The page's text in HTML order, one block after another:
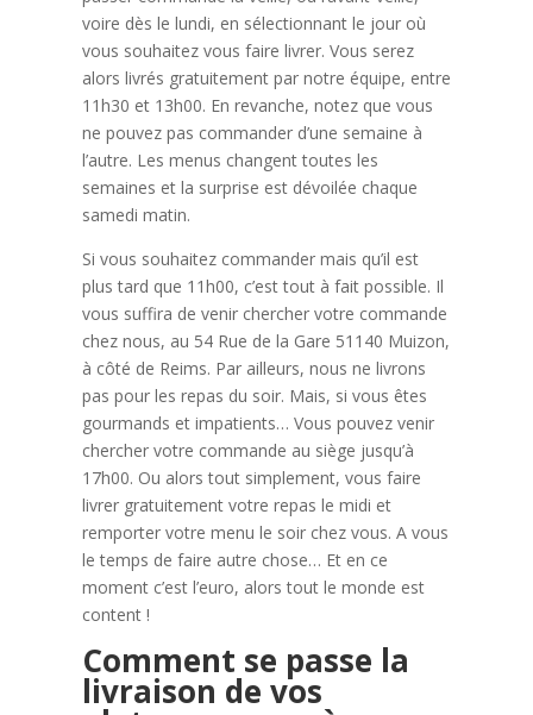
voire dès le lundi, en sélectionnant le jour où
vous souhaitez vous faire livrer. Vous serez
alors livrés gratuitement par notre équipe, entre
11h30 et 13h00. En revanche, notez que vous
ne pouvez pas commander d’une semaine à
l’autre. Les menus changent toutes les
semaines et la surprise est dévoilée chaque
samedi matin.
Si vous souhaitez commander mais qu’il est
plus tard que 11h00, c’est tout à fait possible. Il
vous suffira de venir chercher votre commande
chez nous, au 54 Rue de la Gare 51140 Muizon,
à côté de Reims. Par ailleurs, nous ne livrons
pas pour les repas du soir. Mais, si vous êtes
gourmands et impatients… Vous pouvez venir
chercher votre commande au siège jusqu’à
17h00. Ou alors tout simplement, vous faire
livrer gratuitement votre repas le midi et
remporter votre menu le soir chez vous. A vous
le temps de faire autre chose… Et en ce
moment c’est l’euro, alors tout le monde est
content !
Comment se passe la
livraison de vos